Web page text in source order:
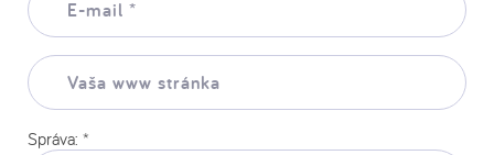
mail:
Vaša
www
stránka:
Správa: *